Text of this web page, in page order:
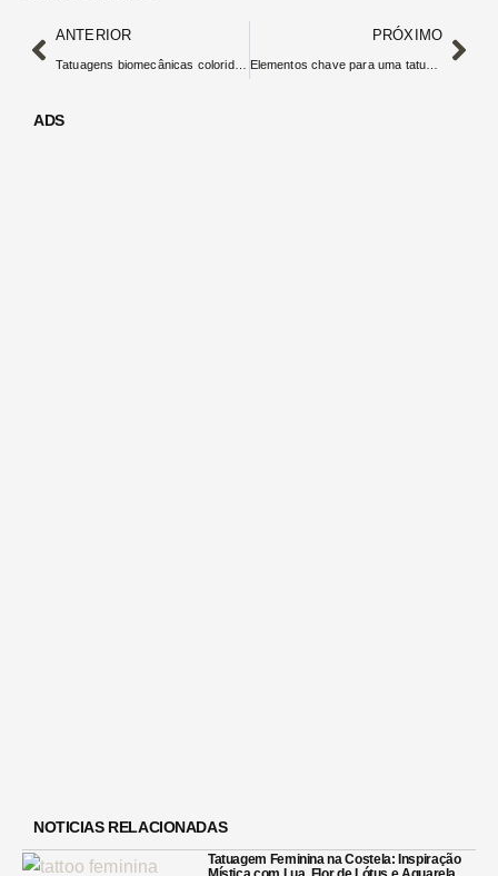
ANTERIOR
Tatuagens biomecânicas coloridas: ousadia e estilo
PRÓXIMO
ADS
NOTICIAS RELACIONADAS
Tatuagem Feminina na Costela: Inspiração